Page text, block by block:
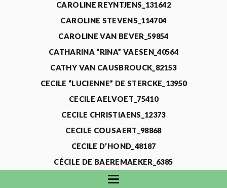
CAROLINE REYNTJENS_131642
CAROLINE STEVENS_114704
CAROLINE VAN BEVER_59854
CATHARINA “RINA” VAESEN_40564
CATHY VAN CAUSBROUCK_82153
CECILE “LUCIENNE” DE STERCKE_13950
CECILE AELVOET_75410
CECILE CHRISTIAENS_12373
CECILE COUSAERT_98868
CECILE D’HOND_48187
CÉCILE DE BAEREMAEKER_6385
CECILE DE WAELE_4731